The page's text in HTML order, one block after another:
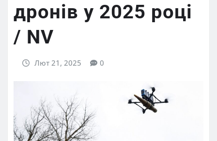
дронів у 2025 році
/ NV
Лют 21, 2025 0